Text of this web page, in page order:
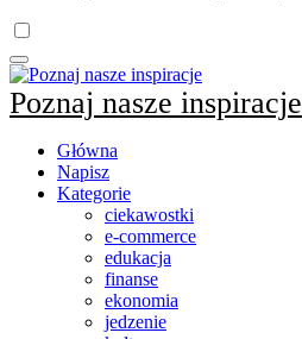
Poznaj nasze inspiracje
Główna
Napisz
Kategorie
ciekawostki
e-commerce
edukacja
finanse
ekonomia
jedzenie